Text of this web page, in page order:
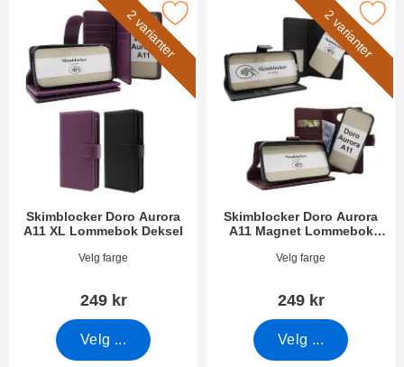
2 varianter
Skimblocker Doro Aurora
A11 XL Lommebok Deksel
Varenummer 53441
Velg farge
249 kr
Velg ...
Doro Aurora A11 XL Lommebok Deksel som favoritt
2 varianter
Skimblocker Doro Aurora
A11 Magnet Lommebok
Varenummer 53452
Velg farge
249 kr
Velg ...
Merk skimblocker Doro Aurora A11